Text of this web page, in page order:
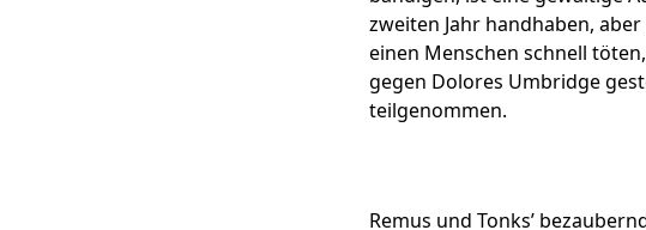
zweiten Jahr handhaben,
einen Menschen schnell
gegen Dolores Umbridge
teilgenommen.
Remus und Tonks’